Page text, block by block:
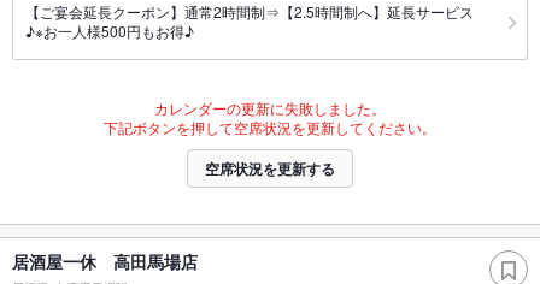
【ご宴会延長クーポン】通常2時間制⇒【2.5時間制へ】延長サービス
♪※お一人様500円もお得♪
カレンダーの更新に失敗しました。
下記ボタンを押して空席状況を更新してください。
空席状況を更新する
居酒屋一休 高田馬場店